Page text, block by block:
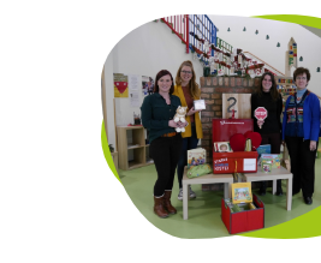
KINDERTAGESPFLEGE
KITAS IM KREIS SAARLOUIS
PRESSEARCHIV